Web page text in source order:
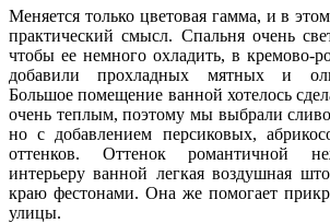
Меняется только цветовая гамма, и в
практический смысл. Спальня очень
чтобы ее немного охладить, в кремово-
добавили прохладных мятных и
Большое помещение ванной хотелось
очень теплым, поэтому мы выбрали
но с добавлением персиковых,
оттенков. Оттенокромантичной
интерьеру ванной легкая воздушная
краю фестонами. Она же помогает
улицы.